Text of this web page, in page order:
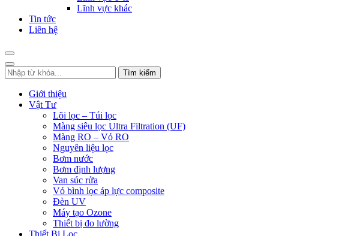
Lĩnh vực khác
Tin tức
Liên hệ
Tìm kiếm
Giới thiệu
Vật Tư
Lõi lọc – Túi lọc
Màng siêu lọc Ultra Filtration (UF)
Màng RO – Vỏ RO
Nguyên liệu lọc
Bơm nước
Bơm định lượng
Van súc rửa
Vỏ bình lọc áp lực composite
Đèn UV
Máy tạo Ozone
Thiết bị đo lường
Thiết Bị Lọc